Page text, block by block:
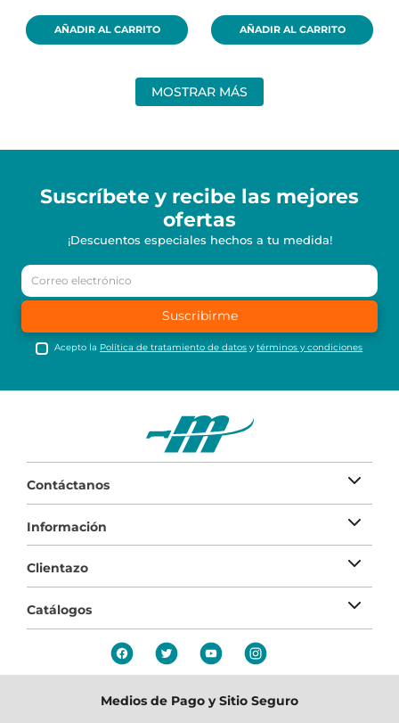
AÑADIR AL CARRITO AÑADIR AL CARRITO
MOSTRAR MÁS
Suscríbete y recibe las mejores
ofertas
¡Descuentos especiales hechos a tu medida!
Suscribirme
Acepto la Política de tratamiento de datos ytérminos y condiciones
Contáctanos
Información
Clientazo
Catálogos
Medios de Pago y Sitio Seguro